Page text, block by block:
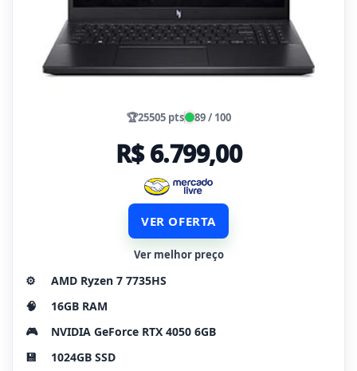
🏆25505 pts 89 / 100
R$ 6.799,00
VER OFERTA
Ver melhor preço
⚙️
AMD Ryzen 7 7735HS
🧠
16GB RAM
🎮
NVIDIA GeForce RTX 4050 6GB
💾
1024GB SSD